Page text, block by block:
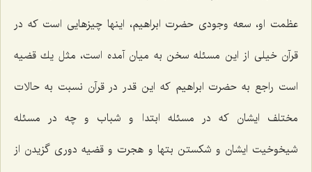
عظمت او، سعه وجودی حضرت ابراهیم، اینها چیزهایی است كه در
قرآن خیلی از این مسئله سخن به میان آمده است، مثل یك قضیه
است راجع به حضرت ابراهیم كه این قدر در قرآن نسبت به حالات
مختلف ایشان كه در مسئله ابتدا و شباب و چه در مسئله
شیخوخیت ایشان و شكستن بتها و هجرت و قضیه دوری گزیدن از